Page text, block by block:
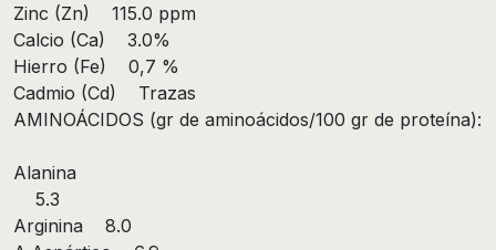
Zinc (Zn) 115.0 ppm
Calcio (Ca) 3.0%
Hierro (Fe) 0,7 %
Cadmio (Cd) Trazas
AMINOÁCIDOS (gr de aminoácidos/100 gr de proteína):
Alanina
5.3
Arginina 8.0